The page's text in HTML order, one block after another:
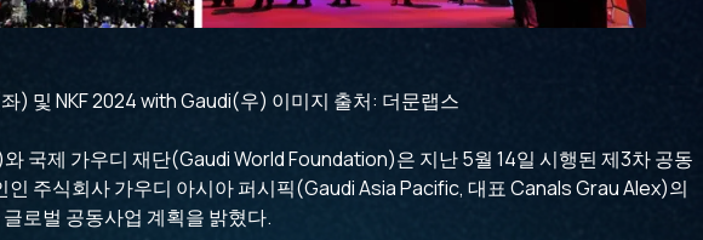
) 및 NKF 2024 with Gaudi(우) 이미지 출처: 더문랩스
국제 가우디 재단(Gaudi World Foundation)은 지난 5월 14일 시행된 제3차 공동
인 주식회사 가우디 아시아 퍼시픽(Gaudi Asia Pacific, 대표 Canals Grau Alex)의
로벌 공동사업 계획을 밝혔다.